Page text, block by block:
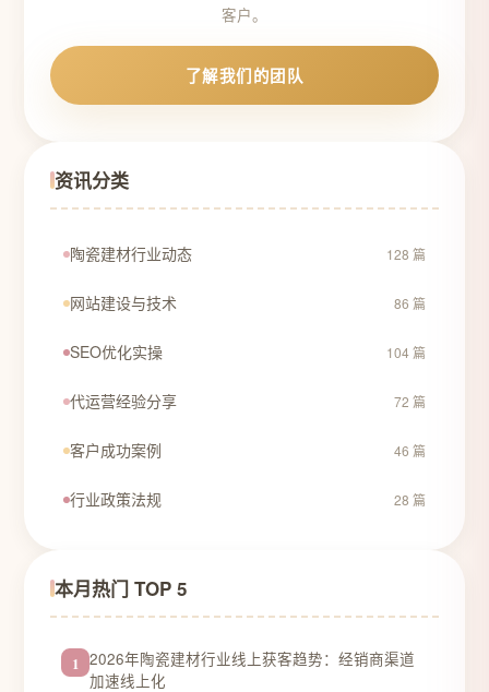
客户。
了解我们的团队
资讯分类
陶瓷建材行业动态 128 篇
网站建设与技术 86 篇
SEO优化实操 104 篇
代运营经验分享 72 篇
客户成功案例 46 篇
行业政策法规 28 篇
本月热门 TOP 5
1 2026年陶瓷建材行业线上获客趋势：经销商渠道
加速线上化